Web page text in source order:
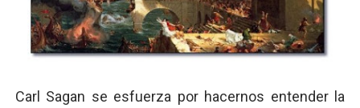
Carl Sagan se esfuerza por hacernos entender la